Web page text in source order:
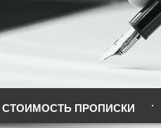
СТОИМОСТЬ ПРОПИСКИ